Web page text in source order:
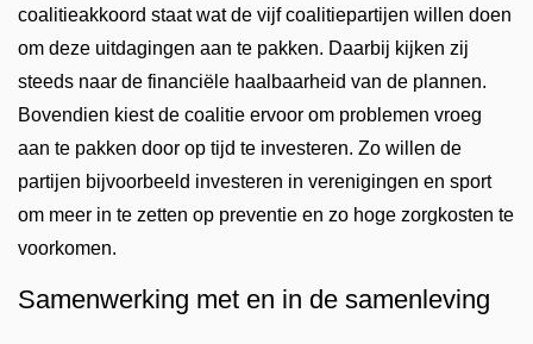
coalitieakkoord staat wat de vijf coalitiepartijen willen doen
om deze uitdagingen aan te pakken. Daarbij kijken zij
steeds naar de financiële haalbaarheid van de plannen.
Bovendien kiest de coalitie ervoor om problemen vroeg
aan te pakken door op tijd te investeren. Zo willen de
partijen bijvoorbeeld investeren in verenigingen en sport
om meer in te zetten op preventie en zo hoge zorgkosten te
voorkomen.
Samenwerking met en in de samenleving